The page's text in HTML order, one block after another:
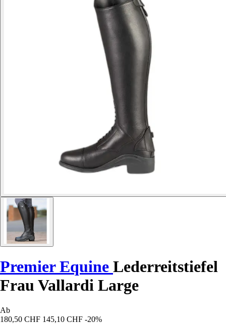
Premier Equine Lederreitstiefel
Frau Vallardi Large
Ab
180,50 CHF 145,10 CHF -20%